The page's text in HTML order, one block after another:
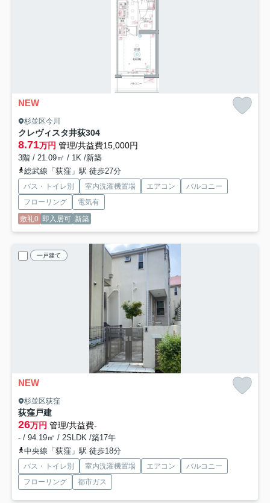
NEW
杉並区今川
クレヴィスタ井荻304
8.71万円 管理/共益費15,000円
3階 / 21.09㎡ / 1K /新築
総武線「荻窪」駅 徒歩27分
バス・トイレ別 室内洗濯機置場 エアコン
バルコニー
フローリング
電気有
敷礼0 即入居可 新築
一戸建て
NEW
杉並区荻窪
荻窪戸建
26万円 管理/共益費-
- / 94.19㎡ / 2SLDK /築17年
中央線「荻窪」駅 徒歩18分
バス・トイレ別 室内洗濯機置場 エアコン
バルコニー
フローリング
都市ガス